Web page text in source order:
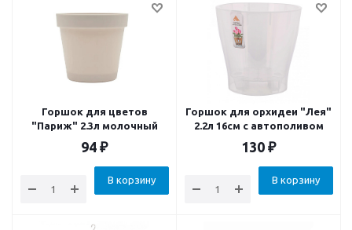
Горшок для цветов
"Париж" 2.3л молочный
94 ₽
В корзину
Горшок для орхидеи "Лея"
2.2л 16cм с автополивом
130 ₽
В корзину